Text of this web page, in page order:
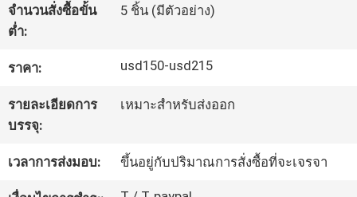
โรงงาน
ควบคุม
คุณภาพ
จำนวนสั่งซื้อขั้น
ต่ำ:
5 ชิ้น (มีตัวอย่าง)
ราคา: usd150-usd215
รายละเอียดการ
บรรจุ:
เหมาะสำหรับส่งออก
เวลาการส่งมอบ: ขึ้นอยู่กับปริมาณการสั่งซื้อที่จะเจรจา